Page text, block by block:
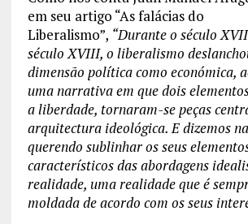
em seu artigo “As falácias do
Liberalismo”, “Durante o século
século XVIII, o liberalismo
dimensão política como económica,
uma narrativa em que dois
a liberdade, tornaram-se peças
arquitectura ideológica. E dizemos
querendo sublinhar os seus
característicos das abordagens
realidade, uma realidade que é
moldada de acordo com os seus